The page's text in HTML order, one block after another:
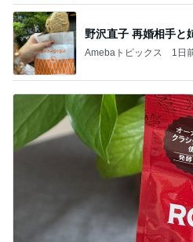
野沢直子 再婚相手と
Amebaトピックス 1日